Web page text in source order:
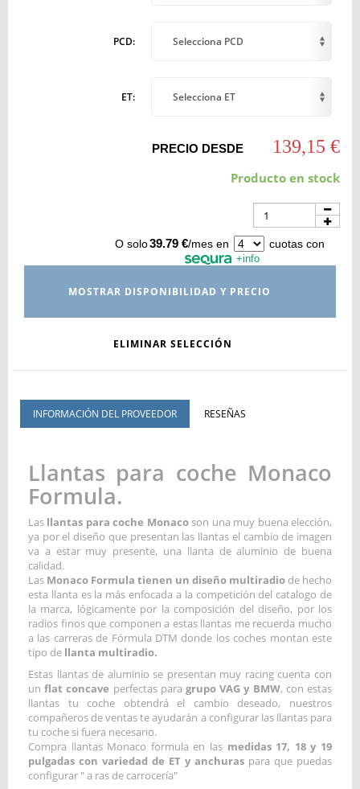
PCD: Selecciona PCD
ET: Selecciona ET
PRECIO DESDE 139,15 €
Producto en stock
O solo39.79 €/mes en cuotas con
+info
MOSTRAR DISPONIBILIDAD Y PRECIO
ELIMINAR SELECCIÓN
INFORMACIÓN DEL PROVEEDOR RESEÑAS
Llantas para coche Monaco
Formula.
Las llantas para coche Monacoson una muy buena elección,
ya por el diseño que presentan las llantas el cambio de imagen
va a estar muy presente, una llanta de aluminio de buena
calidad.
Las Monaco Formula tienen un diseño multiradio de hecho
esta llanta es la más enfocada a la competición del catalogo de
la marca, lógicamente por la composición del diseño, por los
radios finos que componen a estas llantas me recuerda mucho
a las carreras de Fórmula DTM donde los coches montan este
tipo de llanta multiradio.
Estas llantas de aluminio se presentan muy racing cuenta con
unflat concave perfectas para grupo VAG y BMW, con estas
llantas tu coche obtendrá el cambio deseado, nuestros
compañeros de ventas te ayudarán a configurar las llantas para
tu coche si fuera necesario.
Compra llantas Monaco formula en las medidas 17, 18 y 19
pulgadas con variedad de ET y anchuras para que puedas
configurar " a ras de carrocería"